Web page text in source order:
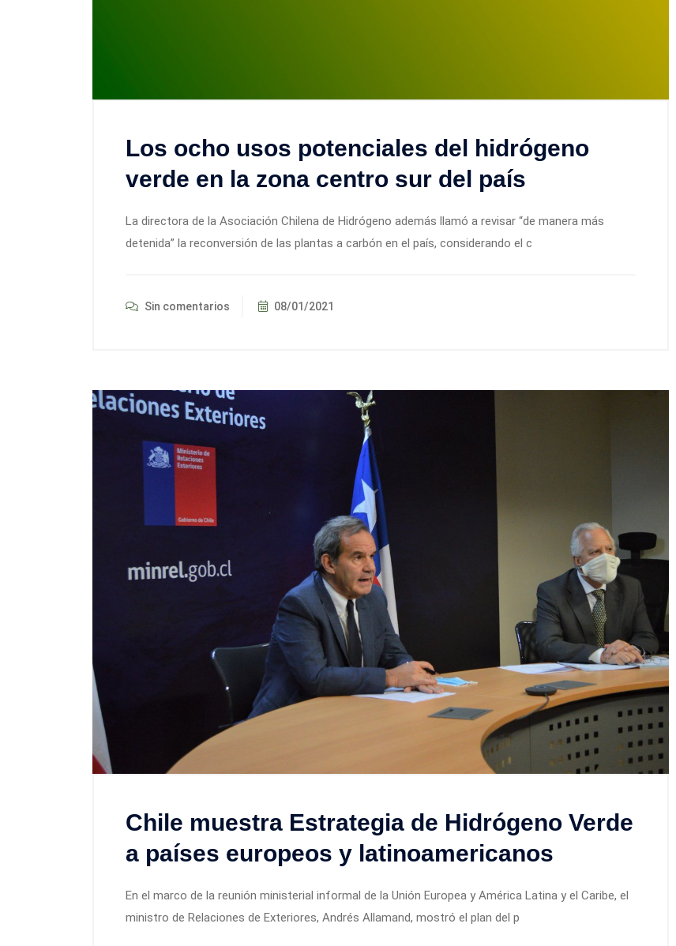
Los ocho usos potenciales del hidrógeno
verde en la zona centro sur del país
La directora de la Asociación Chilena de Hidrógeno además llamó a revisar “de manera más
detenida” la reconversión de las plantas a carbón en el país, considerando el c
Sin comentarios 08/01/2021
Chile muestra Estrategia de Hidrógeno Verde
a países europeos y latinoamericanos
En el marco de la reunión ministerial informal de la Unión Europea y América Latina y el Caribe, el
ministro de Relaciones de Exteriores, Andrés Allamand, mostró el plan del p